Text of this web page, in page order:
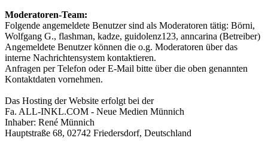
Moderatoren-Team:
Folgende angemeldete Benutzer sind als Moderatoren tätig: Börni,
Wolfgang G., flashman, kadze, guidolenz123, anncarina (Betreiber)
Angemeldete Benutzer können die o.g. Moderatoren über das
interne Nachrichtensystem kontaktieren.
Anfragen per Telefon oder E-Mail bitte über die oben genannten
Kontaktdaten vornehmen.
Das Hosting der Website erfolgt bei der
Fa. ALL-INKL.COM - Neue Medien Münnich
Inhaber: René Münnich
Hauptstraße 68, 02742 Friedersdorf, Deutschland